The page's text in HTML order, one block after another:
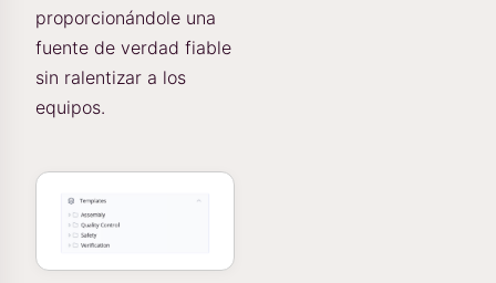
proporcionándole una
fuente de verdad fiable
sin ralentizar a los
equipos.